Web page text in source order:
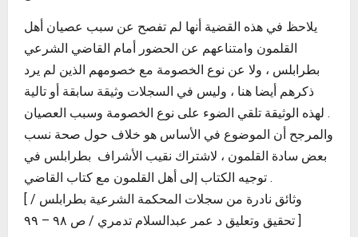
يلاحظ في هذه القضية أنها لم تفصح عن سبب عصيان أهل
القلمون وامتناعهم عن الحضور أمام القاضي الشرعي
بطرابلس ، ولا عن نوع الخصومة مع خصومهم الذين لم يرد
ذكرهم أيضا هنا ، وليس في السجلات وثيقة سابقة أو تالية
لهذه الوثيقة تلقي الضوء على نوع الخصومة وسبب العصيان .
والمرجح أن الموضوع في الأساس هو خلاف حول صحة نسب
بعض سادة القلمون ، لاشتراك نقيب الأشراف بطرابلس في
توجيه الكتاب إلى أهل القلمون مع كتاب القاضي .